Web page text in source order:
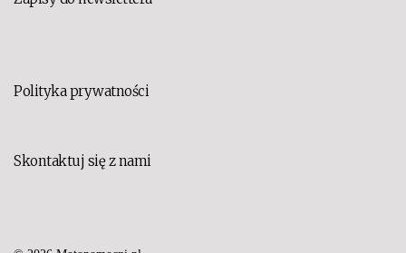
Polityka prywatności
Skontaktuj się z nami